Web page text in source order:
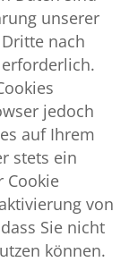
unserer
nach
erforderlich.
jedoch
auf Ihrem
stets ein
Cookie
von
Sie nicht
können.